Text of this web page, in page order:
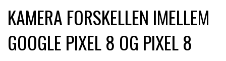
KAMERA FORSKELLEN IMELLEM
GOOGLE PIXEL 8 OG PIXEL 8